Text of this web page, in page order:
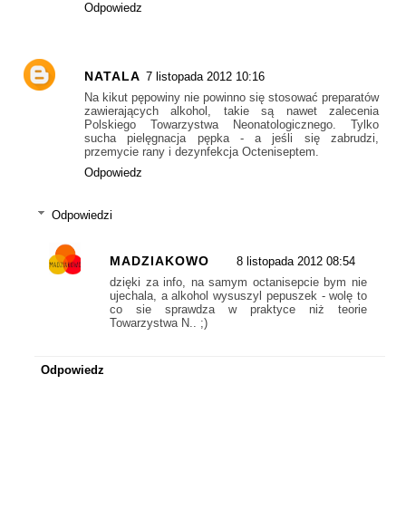
Odpowiedz
NATALA 7 listopada 2012 10:16
Na kikut pępowiny nie powinno się stosować preparatów
zawierających alkohol, takie są nawet zalecenia
Polskiego Towarzystwa Neonatologicznego. Tylko
sucha pielęgnacja pępka - a jeśli się zabrudzi,
przemycie rany i dezynfekcja Octeniseptem.
Odpowiedz
Odpowiedzi
MADZIAKOWO
8 listopada 2012 08:54
dzięki za info, na samym octanisepcie bym nie
ujechala, a alkohol wysuszyl pepuszek - wolę to
co sie sprawdza w praktyce niż teorie
Towarzystwa N.. ;)
Odpowiedz